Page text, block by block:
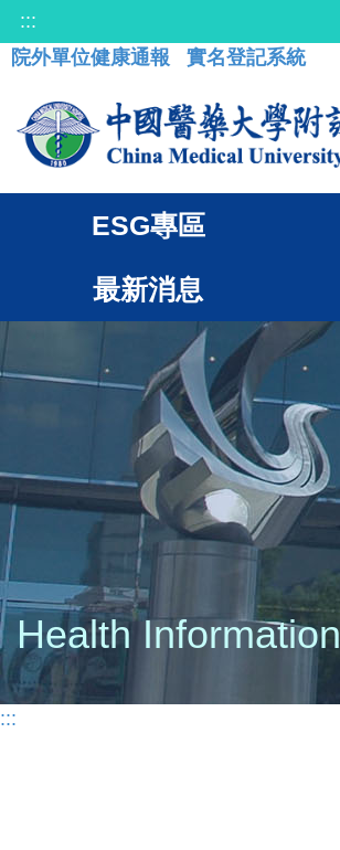
:::
院外單位健康通報
實名登記系統
ESG專區
最新消息
Health Information
:::